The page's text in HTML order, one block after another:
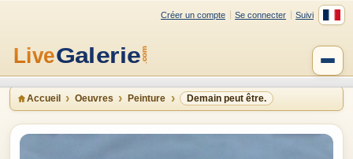
Créer un compte Se connecter Suivi
Accueil Oeuvres Peinture Demain peut être.